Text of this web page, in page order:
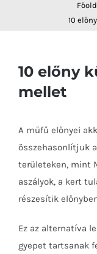
10
10 előny
mellet
A műfű előnyei
összehasonlítjuk
területeken, mint
aszályok, a kert
részesítik
Ez az alternatíva
gyepet tartsanak